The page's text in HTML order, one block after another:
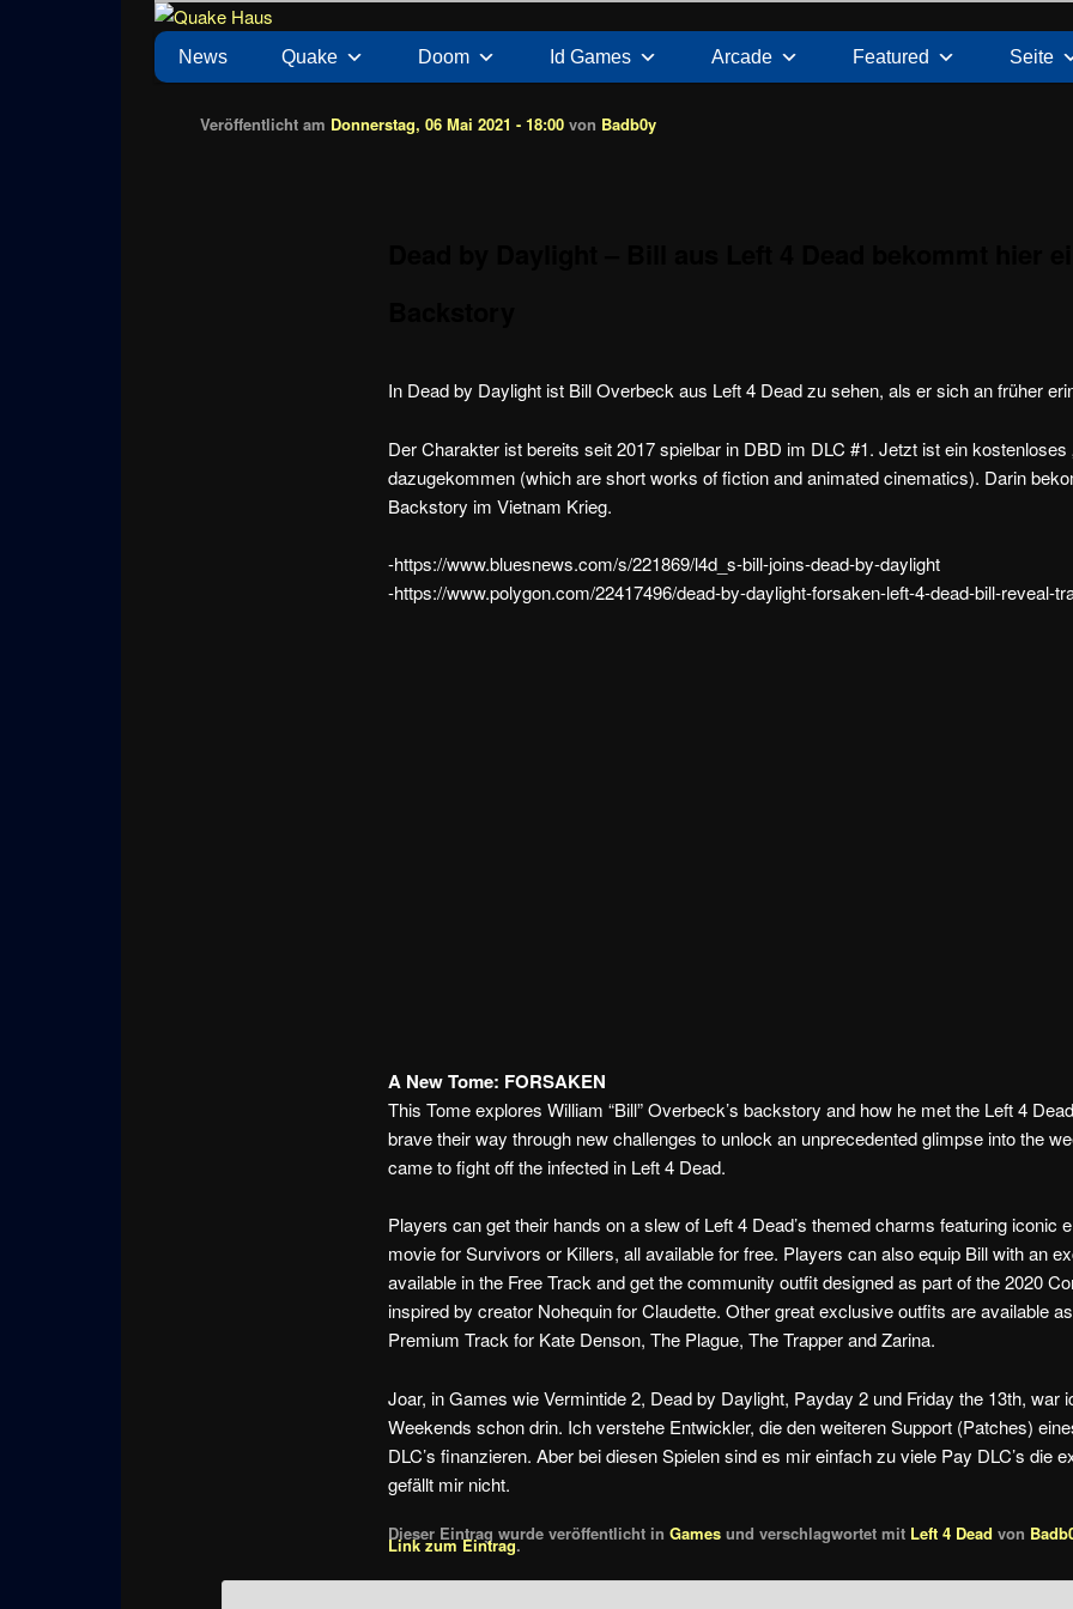
Quake Haus
News zu Quake, Doom, FPS, Arcade
Hauptmenü
News Quake Doom Id Games Arcade Featured Seite
Veröffentlicht am Donnerstag, 06 Mai 2021 - 18:00 von Badb0y
In Dead by Daylight ist Bill Overbeck aus Left 4 Dead zu sehen, als er sich an früher
Der Charakter ist bereits seit 2017 spielbar in DBD im DLC #1. Jetzt ist ein kostenloses
dazugekommen (which are short works of fiction and animated cinematics). Darin
Backstory im Vietnam Krieg.
-https://www.bluesnews.com/s/221869/l4d_s-bill-joins-dead-by-daylight
-https://www.polygon.com/22417496/dead-by-daylight-forsaken-left-4-dead-bill-reveal-
A New Tome: FORSAKEN
This Tome explores William “Bill” Overbeck’s backstory and how he met the Left 4
brave their way through new challenges to unlock an unprecedented glimpse into the
came to fight off the infected in Left 4 Dead.
Players can get their hands on a slew of Left 4 Dead’s themed charms featuring iconic
movie for Survivors or Killers, all available for free. Players can also equip Bill with an
available in the Free Track and get the community outfit designed as part of the 2020
inspired by creator Nohequin for Claudette. Other great exclusive outfits are available
Premium Track for Kate Denson, The Plague, The Trapper and Zarina.
Joar, in Games wieVermintide 2, Dead by Daylight, Payday 2 und Friday the 13th, war
Weekends schon drin. Ich verstehe Entwickler, die den weiteren Support (Patches)
DLC’s finanzieren. Aber bei diesen Spielen sind es mir einfach zu viele Pay DLC’s die
gefällt mir nicht.
Dieser Eintrag wurde veröffentlicht inGames und verschlagwortet mit Left 4 Dead von
Link zum Eintrag.